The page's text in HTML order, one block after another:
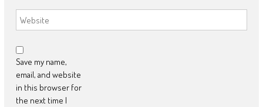
Save my name,
email, and website
in this browser for
the next time I